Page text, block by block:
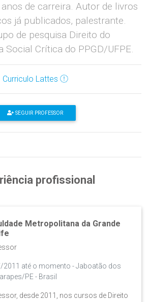
de carreira. Autor de livros
já publicados, palestrante.
de pesquisa Direito do
Social Crítica do PPGD/UFPE.
Curriculo Lattes
SEGUIR PROFESSOR
profissional
Metropolitana da Grande
até o momento - Jaboatão dos
PE - Brasil
desde 2011, nos cursos de Direito